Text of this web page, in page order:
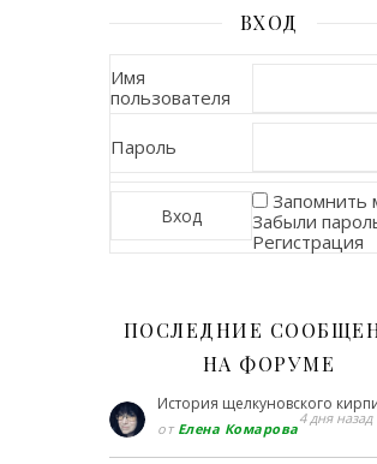
ВХОД
Имя
пользователя
Пароль
Запомнить
Забыли
Регистрация
ПОСЛЕДНИЕ
НА ФОРУМЕ
История щелкуновского
от Елена Комарова
4 дня назад